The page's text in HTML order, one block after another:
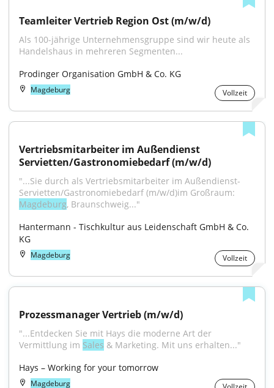
Teamleiter Vertrieb Region Ost (m/w/d)
Als 100-jährige Unternehmens­gruppe sind wir heute als
Handels­haus in mehreren Segmenten...
Prodinger Organisation GmbH & Co. KG
Magdeburg Vollzeit
Vertriebsmitarbeiter im Außendienst
Servietten/Gastronomiebedarf (m/w/d)
"...Sie durch als Vertriebsmitarbeiter im Außendienst-
Magdeburg, Braunschweig..."
Hantermann - Tischkultur aus Leidenschaft GmbH & Co.
KG
Magdeburg Vollzeit
Prozessmanager Vertrieb (m/w/d)
"...Entdecken Sie mit Hays die moderne Art der
Vermittlung im Sales & Marketing. Mit uns erhalten..."
Hays – Working for your tomorrow
Magdeburg